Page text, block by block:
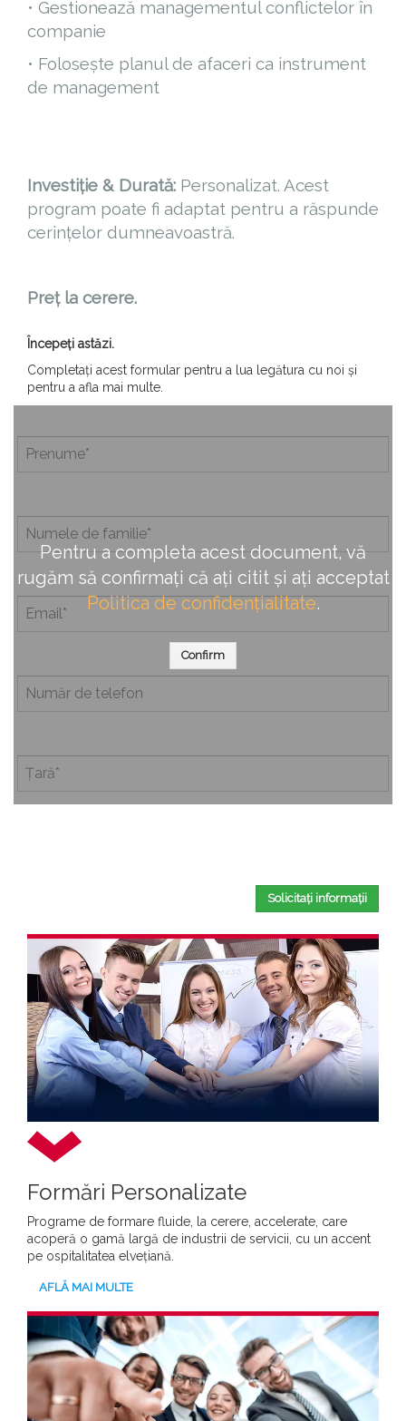
• Gestionează managementul conflictelor în
companie
• Folosește planul de afaceri ca instrument
de management
Investiție & Durată: Personalizat. Acest
program poate fi adaptat pentru a răspunde
cerințelor dumneavoastră.
Preț la cerere.
Începeți astăzi.
Completați acest formular pentru a lua legătura cu noi și
pentru a afla mai multe.
Pentru a completa acest document, vă
rugăm să confirmați că ați citit și ați acceptat
Politica de confidențialitate.
Confirm
Solicitați informații
Formări Personalizate
Programe de formare fluide, la cerere, accelerate, care
acoperă o gamă largă de industrii de servicii, cu un accent
pe ospitalitatea elvețiană.
AFLĂ MAI MULTE